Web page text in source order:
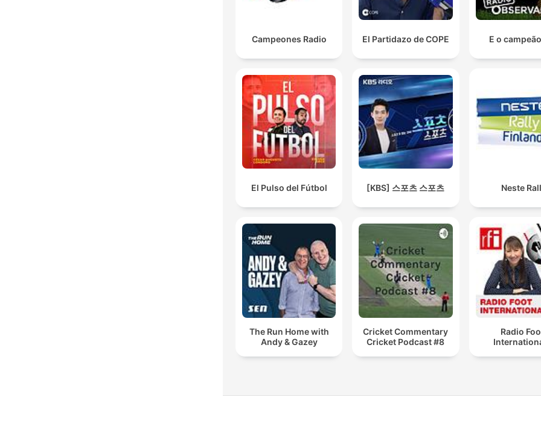
Campeones Radio El Partidazo de COPE E o
El Pulso del Fútbol [KBS] 스포츠 스포츠 Neste
The Run Home with
Andy & Gazey
Cricket Commentary
Cricket Podcast #8
Radio